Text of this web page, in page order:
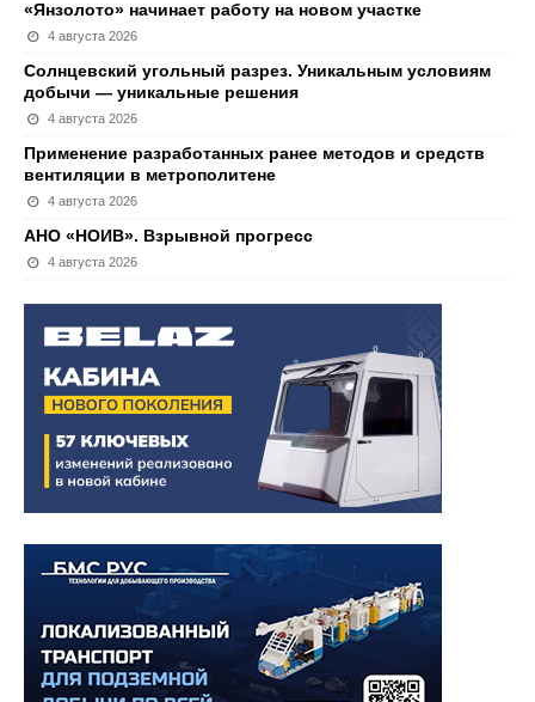
«Янзолото» начинает работу на новом участке
4 августа 2026
Солнцевский угольный разрез. Уникальным условиям
добычи — уникальные решения
4 августа 2026
Применение разработанных ранее методов и средств
вентиляции в метрополитене
4 августа 2026
АНО «НОИВ». Взрывной прогресс
4 августа 2026